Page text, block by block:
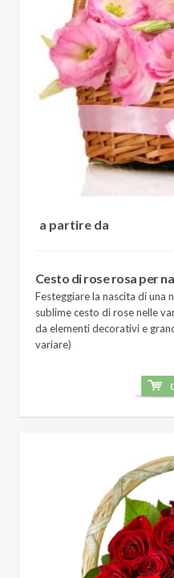
a partire da
Cesto di rose rosa per
Festeggiare la nascita di una
sublime cesto di rose nelle
da elementi decorativi e
variare)